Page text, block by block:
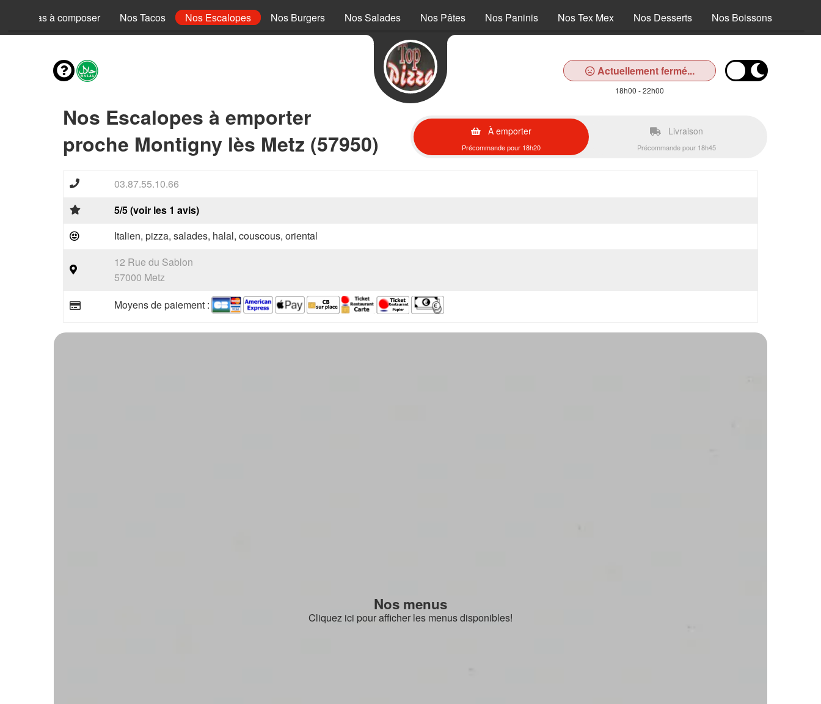
Pizzas à composer Nos Tacos Nos Escalopes Nos Burgers Nos Salades Nos Pâtes Nos Paninis Nos Tex Mex Nos Desserts Nos Boissons
Actuellement fermé...
18h00 - 22h00
Nos Escalopes à emporter
proche Montigny lès Metz (57950)
À emporter
Précommande pour 18h20
Livraison
Précommande pour 18h45
03.87.55.10.66
5/5 (voir les 1 avis)
Italien, pizza, salades, halal, couscous, oriental
12 Rue du Sablon
57000 Metz
Moyens de paiement :
Nos menus
Cliquez ici pour afficher les menus disponibles!